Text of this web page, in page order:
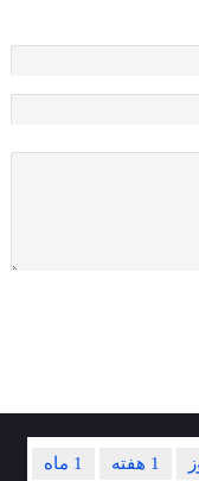
1 ماه 1 هفته